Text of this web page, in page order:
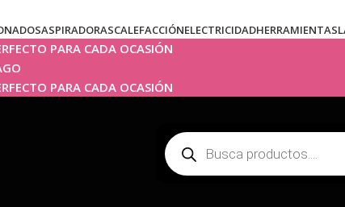
ASPIRADORASCALEFACCIÓNELECTRICIDADHERRAMIENTAS
PARA CADA OCASIÓN
PARA CADA OCASIÓN